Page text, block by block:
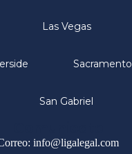
Las Vegas
Sacramento
San Gabriel
info@ligalegal.com